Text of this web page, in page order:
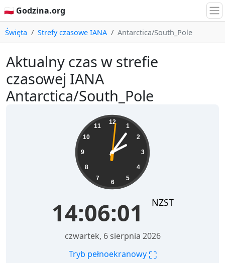
🇵🇱 Godzina.org
Święta Strefy czasowe IANA Antarctica/South_Pole
Aktualny czas w strefie
czasowej IANA
Antarctica/South_Pole
12
1
2
3
4
5
6
7
8
9
10
11
14:06:01 NZST
czwartek, 6 sierpnia 2026
Tryb pełnoekranowy ⛶